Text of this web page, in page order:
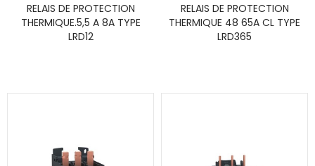
RELAIS DE PROTECTION
THERMIQUE.5,5 A 8A TYPE
LRD12
RELAIS DE PROTECTION
THERMIQUE 48 65A CL TYPE
LRD365